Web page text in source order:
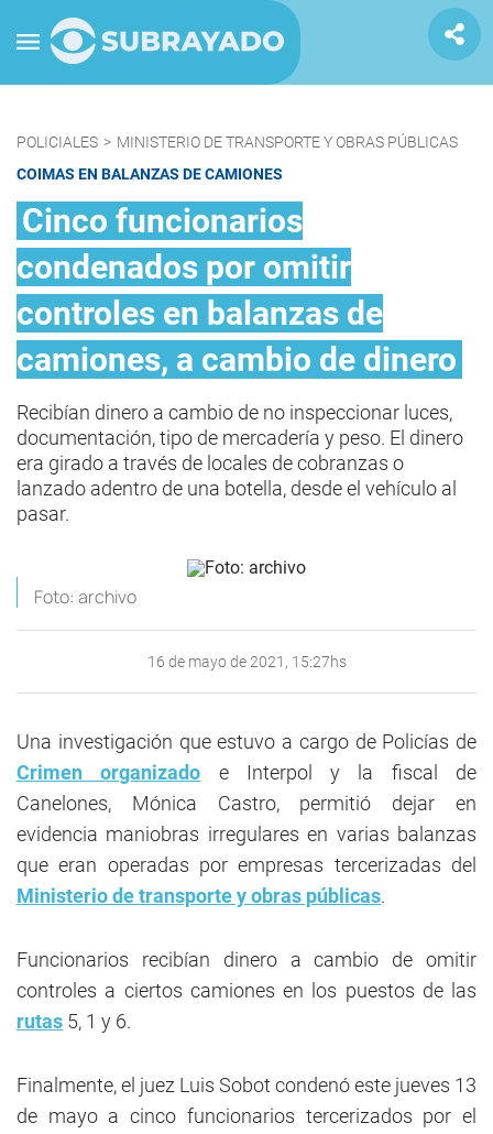
POLICIALES > MINISTERIO DE TRANSPORTE Y OBRAS PÚBLICAS
COIMAS EN BALANZAS DE CAMIONES
Cinco funcionarios
condenados por omitir
controles en balanzas de
camiones, a cambio de dinero
Recibían dinero a cambio de no inspeccionar luces,
documentación, tipo de mercadería y peso. El dinero
era girado a través de locales de cobranzas o
lanzado adentro de una botella, desde el vehículo al
pasar.
Foto: archivo
16 de mayo de 2021, 15:27hs
Una investigación que estuvo a cargo de Policías de
Crimen organizado e Interpol y la fiscal de
Canelones, Mónica Castro, permitió dejar en
evidencia maniobras irregulares en varias balanzas
que eran operadas por empresas tercerizadas del
Ministerio de transporte y obras públicas.
Funcionarios recibían dinero a cambio de omitir
controles a ciertos camiones en los puestos de las
rutas 5, 1 y 6.
Finalmente, el juez Luis Sobot condenó este jueves 13
de mayo a cinco funcionarios tercerizados por el